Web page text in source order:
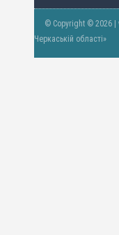
© Copyright © 2026 |
Черкаській області»